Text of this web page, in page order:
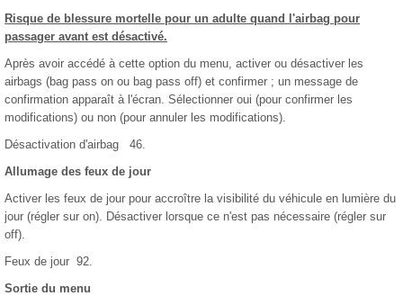
Risque de blessure mortelle pour un adulte quand l'airbag pour
passager avant est désactivé.
Après avoir accédé à cette option du menu, activer ou désactiver les
airbags (bag pass on ou bag pass off) et confirmer ; un message de
confirmation apparaît à l'écran. Sélectionner oui (pour confirmer les
modifications) ou non (pour annuler les modifications).
Désactivation d'airbag 46.
Allumage des feux de jour
Activer les feux de jour pour accroître la visibilité du véhicule en lumière du
jour (régler sur on). Désactiver lorsque ce n'est pas nécessaire (régler sur
off).
Feux de jour 92.
Sortie du menu